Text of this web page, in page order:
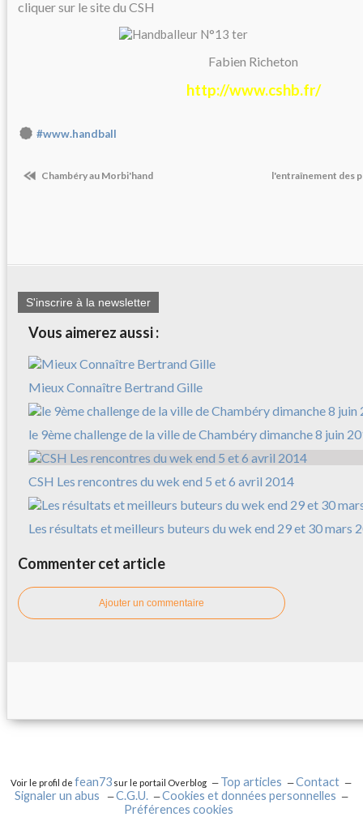
cliquer sur le site du CSH
Fabien Richeton
http://www.cshb.fr/
#www.handball
Chambéry au Morbi'hand l'entraînement des
S'inscrire à la newsletter
Vous aimerez aussi :
Mieux Connaître Bertrand Gille
le 9ème challenge de la ville de Chambéry dimanche 8 juin
CSH Les rencontres du wek end 5 et 6 avril 2014
Les résultats et meilleurs buteurs du wek end 29 et 30 mars
Commenter cet article
Ajouter un commentaire
Voir le profil defean73 sur le portail Overblog Top articles
Contact
Signaler un abus
C.G.U.
Cookies et données personnelles
Préférences cookies